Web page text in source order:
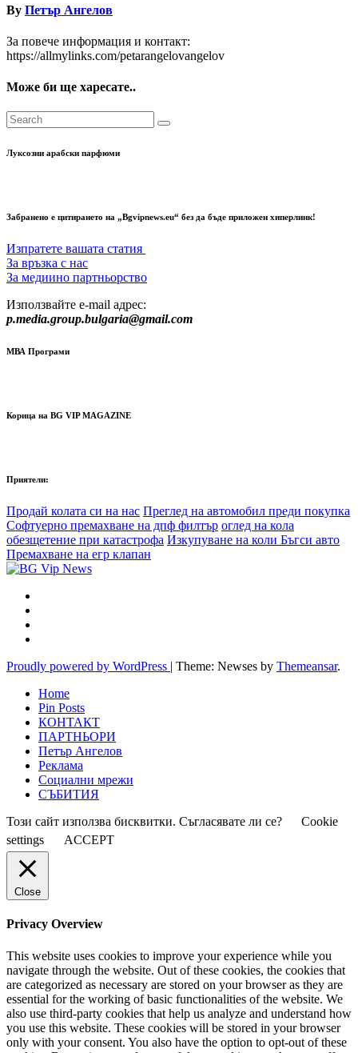
By Петър Ангелов
За повече информация и контакт:
https://allmylinks.com/petarangelovangelov
Може би ще харесате..
Луксозни арабски парфюми
Забранено е цитирането на „Bgvipnews.eu“ без да бъде приложен хиперлинк!
Изпратете вашата статия
За връзка с нас
За медиино партньорство
Използвайте e-mail адрес:
p.media.group.bulgaria@gmail.com
МВА Програми
Корица на BG VIP MAGAZINE
Приятели:
Продай колата си на нас Преглед на автомобил преди покупка
Софтуерно премахване на дпф филтър оглед на кола
обезщетение при катастрофа Изкупуване на коли Бъгси авто
Премахване на егр клапан
Proudly powered by WordPress | Theme: Newses by Themeansar.
Home
Pin Posts
КОНТАКТ
ПАРТНЬОРИ
Петър Ангелов
Реклама
Социални мрежи
СЪБИТИЯ
Този сайт използва бисквитки. Съгласявате ли се?
Cookie
settings
ACCEPT
Close
Privacy Overview
This website uses cookies to improve your experience while you
navigate through the website. Out of these cookies, the cookies that
are categorized as necessary are stored on your browser as they are
essential for the working of basic functionalities of the website. We
also use third-party cookies that help us analyze and understand how
you use this website. These cookies will be stored in your browser
only with your consent. You also have the option to opt-out of these